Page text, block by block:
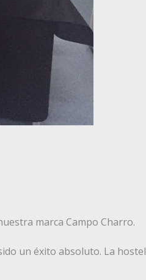
marca Campo Charro.
un éxito absoluto. La